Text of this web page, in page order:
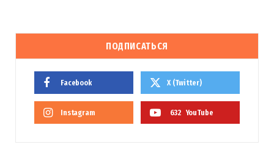
ПОДПИСАТЬСЯ
Facebook X (Twitter)
Instagram 632 YouTube